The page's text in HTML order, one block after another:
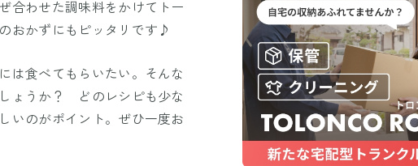
合わせた調味料をかけてトー
おかずにもピッタリです♪
は食べてもらいたい。そんな
ょうか？ どのレシピも少な
いのがポイント。ぜひ一度お